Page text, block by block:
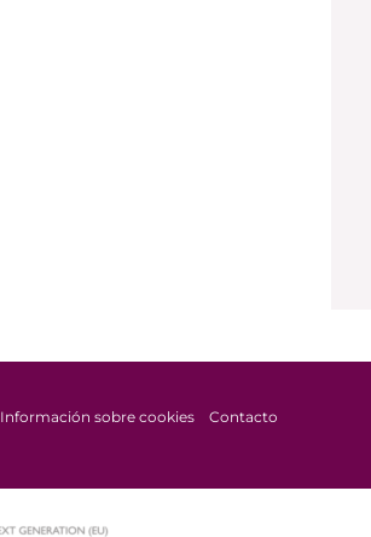
Información sobre cookies Contacto